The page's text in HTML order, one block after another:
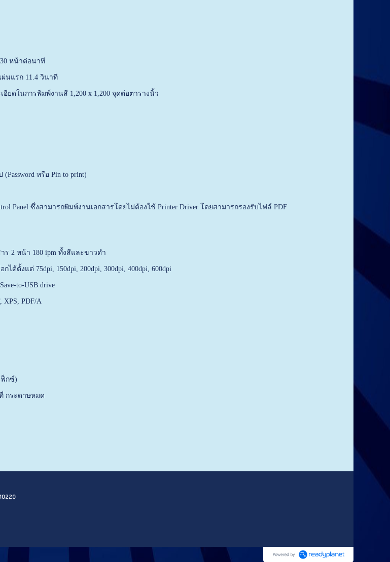
หน้าต่อนาที
นแรก 11.4 วินาที
ยดในการพิมพ์งานสี 1,200 x 1,200 จุดต่อตารางนิ้ว
หรือ Pin to print)
Panel ซึ่งสามารถพิมพ์งานเอกสารโดยไม่ต้องใช้ Printer Driver โดยสามารถรองรับไฟล์ PDF
ร 2 หน้า 180 ipm ทั้งสีและขาวดำ
ตั้งแต่ 75dpi, 150dpi, 200dpi, 300dpi, 400dpi, 600dpi
to-USB drive
PDF/A
ฟ็กซ์)
กระดาษหมด